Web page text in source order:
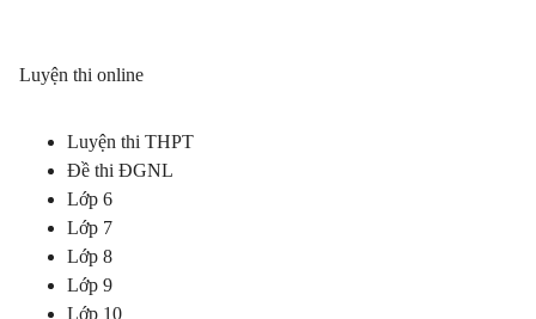
Luyện thi online
Luyện thi THPT
Đề thi ĐGNL
Lớp 6
Lớp 7
Lớp 8
Lớp 9
Lớp 10